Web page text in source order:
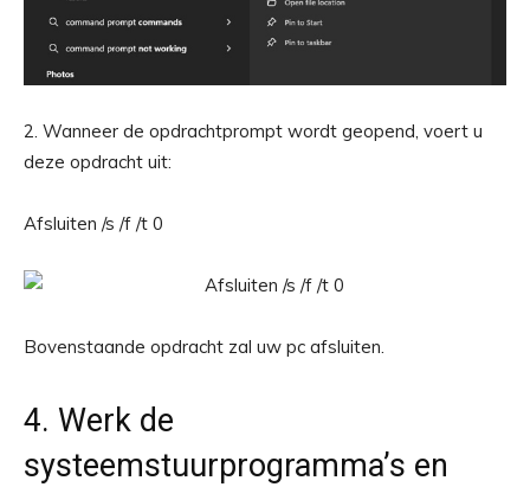
2. Wanneer de opdrachtprompt wordt geopend, voert u
deze opdracht uit:
Afsluiten /s /f /t 0
Bovenstaande opdracht zal uw pc afsluiten.
4. Werk de
systeemstuurprogramma’s en